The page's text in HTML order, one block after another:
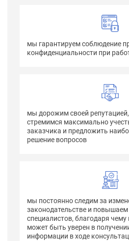
мы гарантируем соблюдение
конфиденциальности при
мы дорожим своей
стремимся максимально
заказчика и предложить
решение вопросов
мы постоянно следим за
законодательстве и
специалистов, благодаря чему
может быть уверен в
информации в ходе